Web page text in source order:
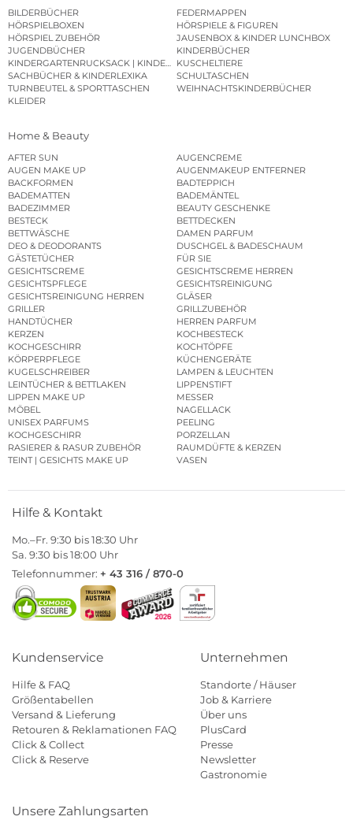
BILDERBÜCHER
FEDERMAPPEN
HÖRSPIELBOXEN
HÖRSPIELE & FIGUREN
HÖRSPIEL ZUBEHÖR
JAUSENBOX & KINDER LUNCHBOX
JUGENDBÜCHER
KINDERBÜCHER
KINDERGARTENRUCKSACK | KINDERGARTENBEUTEL
KUSCHELTIERE
SACHBÜCHER & KINDERLEXIKA
SCHULTASCHEN
TURNBEUTEL & SPORTTASCHEN
WEIHNACHTSKINDERBÜCHER
KLEIDER
Home & Beauty
AFTER SUN
AUGENCREME
AUGEN MAKE UP
AUGENMAKEUP ENTFERNER
BACKFORMEN
BADTEPPICH
BADEMATTEN
BADEMÄNTEL
BADEZIMMER
BEAUTY GESCHENKE
BESTECK
BETTDECKEN
BETTWÄSCHE
DAMEN PARFUM
DEO & DEODORANTS
DUSCHGEL & BADESCHAUM
GÄSTETÜCHER
FÜR SIE
GESICHTSCREME
GESICHTSCREME HERREN
GESICHTSPFLEGE
GESICHTSREINIGUNG
GESICHTSREINIGUNG HERREN
GLÄSER
GRILLER
GRILLZUBEHÖR
HANDTÜCHER
HERREN PARFUM
KERZEN
KOCHBESTECK
KOCHGESCHIRR
KOCHTÖPFE
KÖRPERPFLEGE
KÜCHENGERÄTE
KUGELSCHREIBER
LAMPEN & LEUCHTEN
LEINTÜCHER & BETTLAKEN
LIPPENSTIFT
LIPPEN MAKE UP
MESSER
MÖBEL
NAGELLACK
UNISEX PARFUMS
PEELING
KOCHGESCHIRR
PORZELLAN
RASIERER & RASUR ZUBEHÖR
RAUMDÜFTE & KERZEN
TEINT | GESICHTS MAKE UP
VASEN
Hilfe & Kontakt
Mo.–Fr. 9:30 bis 18:30 Uhr
Sa. 9:30 bis 18:00 Uhr
Telefonnummer: + 43 316 / 870-0
Kundenservice
Hilfe & FAQ
Größentabellen
Versand & Lieferung
Retouren & Reklamationen FAQ
Click & Collect
Click & Reserve
Unternehmen
Standorte / Häuser
Job & Karriere
Über uns
PlusCard
Presse
Newsletter
Gastronomie
Unsere Zahlungsarten